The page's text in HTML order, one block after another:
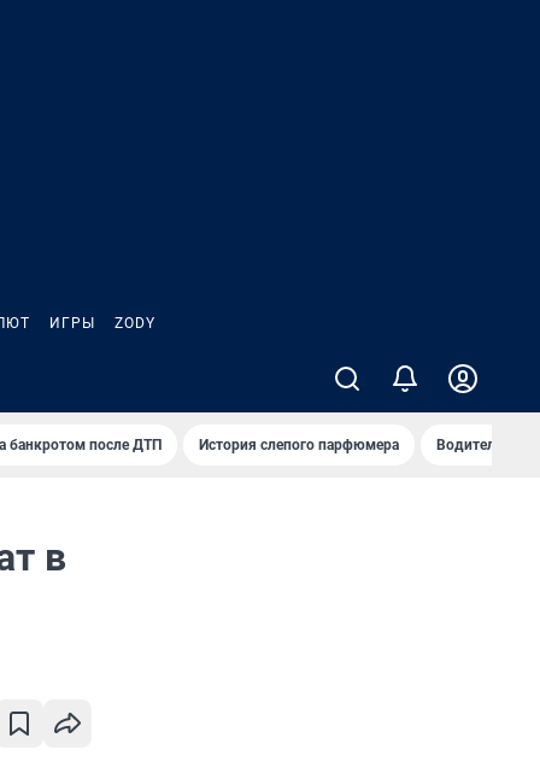
ИГРЫ ZODY
банкротом после ДТП История слепого парфюмера Водители
в